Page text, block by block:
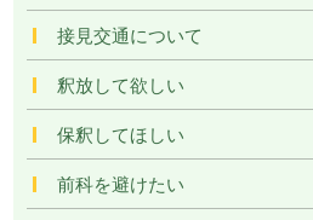
接見交通について
釈放して欲しい
保釈してほしい
前科を避けたい